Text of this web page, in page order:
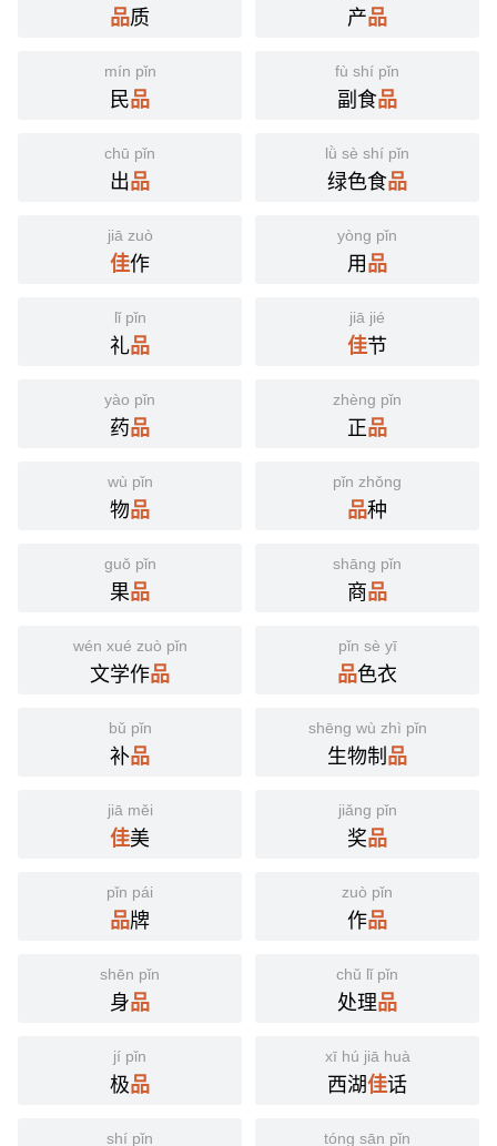
品质 产品
mín pǐn
民品
fù shí pǐn
副食品
chū pǐn
出品
lǜ sè shí pǐn
绿色食品
jiā zuò
佳作
yòng pǐn
用品
lǐ pǐn
礼品
jiā jié
佳节
yào pǐn
药品
zhèng pǐn
正品
wù pǐn
物品
pǐn zhǒng
品种
guǒ pǐn
果品
shāng pǐn
商品
wén xué zuò pǐn
文学作品
pǐn sè yī
品色衣
bǔ pǐn
补品
shēng wù zhì pǐn
生物制品
jiā měi
佳美
jiǎng pǐn
奖品
pǐn pái
品牌
zuò pǐn
作品
shēn pǐn
身品
chǔ lǐ pǐn
处理品
jí pǐn
极品
xī hú jiā huà
西湖佳话
shí pǐn tóng sān pǐn